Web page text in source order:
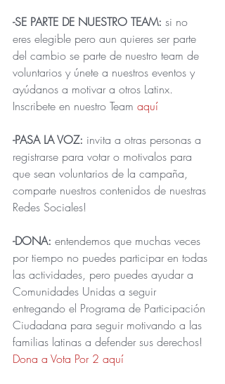
-SE PARTE DE NUESTRO TEAM: si no
eres elegible pero aun quieres ser parte
del cambio se parte de nuestro team de
voluntarios y únete a nuestros eventos y
ayúdanos a motivar a otros Latinx.
Inscribete en nuestro Team aquí
-PASA LA VOZ: invita a otras personas a
registrarse para votar o motivalos para
que sean voluntarios de la campaña,
comparte nuestros contenidos de nuestras
Redes Sociales!
-DONA: entendemos que muchas veces
por tiempo no puedes participar en todas
las actividades, pero puedes ayudar a
Comunidades Unidas a seguir
entregando el Programa de Participación
Ciudadana para seguir motivando a las
familias latinas a defender sus derechos!
Dona a Vota Por 2 aquí